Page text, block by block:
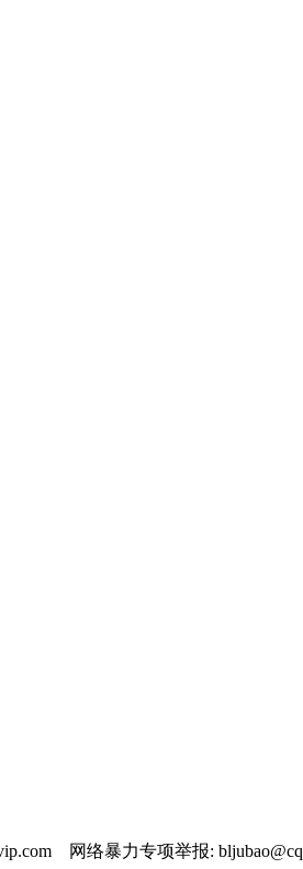
网络暴力专项举报: